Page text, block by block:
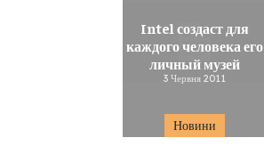
Новини
Intel создаст для
каждого человека его
личный музей
3 Червня 2011